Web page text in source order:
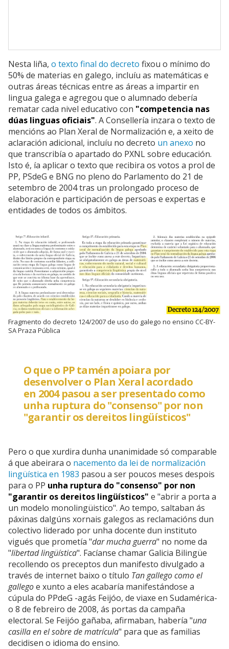
Nesta liña, o texto final do decreto fixou o mínimo do
50% de materias en galego, incluíu as matemáticas e
outras áreas técnicas entre as áreas a impartir en
lingua galega e agregou que o alumnado debería
rematar cada nivel educativo con "competencia nas
dúas linguas oficiais". A Consellería inzara o texto de
mencións ao Plan Xeral de Normalización e, a xeito de
aclaración adicional, incluíu no decreto un anexo no
que transcribía o apartado do PXNL sobre educación.
Isto é, ía aplicar o texto que recibira os votos a prol de
PP, PSdeG e BNG no pleno do Parlamento do 21 de
setembro de 2004 tras un prolongado proceso de
elaboración e participación de persoas e expertas e
entidades de todos os ámbitos.
Fragmento do decreto 124/2007 de uso do galego no ensino CC-BY-
SA Praza Pública
O que o PP tamén apoiara por
desenvolver o Plan Xeral acordado
en 2004 pasou a ser presentado como
unha ruptura do "consenso" por non
"garantir os dereitos lingüísticos"
Pero o que xurdira dunha unanimidade só comparable
á que abeirara o nacemento da lei de normalización
lingüística en 1983 pasou a ser poucos meses despois
para o PP unha ruptura do "consenso" por non
"garantir os dereitos lingüísticos" e "abrir a porta a
un modelo monolingüistico". Ao tempo, saltaban ás
páxinas dalgúns xornais galegos as reclamacións dun
colectivo liderado por unha docente dun instituto
vigués que prometía "dar mucha guerra" no nome da
"libertad lingüística". Facíanse chamar Galicia Bilingüe
recollendo os preceptos dun manifesto divulgado a
través de internet baixo o título Tan gallego como el
gallegoe xunto a eles acabaría manifestándose a
cúpula do PPdeG -agás Feijóo, de viaxe en Sudamérica-
o 8 de febreiro de 2008, ás portas da campaña
electoral. Se Feijóo gañaba, afirmaban, habería "una
casilla en el sobre de matrícula" para que as familias
decidisen o idioma do ensino.